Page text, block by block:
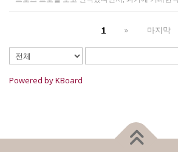
1 » 마지막
Powered by KBoard